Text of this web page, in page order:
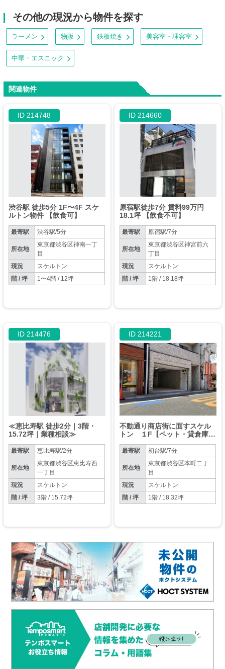
その他の現況から物件を探す
ラーメン 物販 鉄板焼き 美容室・理容室
中華・エスニック
関連物件
ID 214748
渋谷駅 徒歩5分 1F〜4F スケ
ルトン物件 【飲食可】
最寄駅 渋谷駅/5分
所在地
東京都渋谷区神南一丁
目
現況
スケルトン
階 / 坪
1〜4階 / 12坪
ID 214660
原宿駅徒歩7分 賃料99万円
18.1坪 【飲食不可】
最寄駅 原宿駅/7分
所在地
東京都渋谷区神宮前六
丁目
現況
スケルトン
階 / 坪
1階 / 18.18坪
ID 214476
≪恵比寿駅 徒歩2分｜3階・
15.72坪｜業種相談≫
最寄駅 恵比寿駅/2分
所在地
東京都渋谷区恵比寿西
一丁目
現況
スケルトン
階 / 坪
3階 / 15.72坪
ID 214221
不動通り商店街に面すスケル
トン １F【ペット・貸倉庫等
最寄駅 初台駅/7分
所在地
東京都渋谷区本町二丁
目
現況
スケルトン
階 / 坪
1階 / 18.32坪